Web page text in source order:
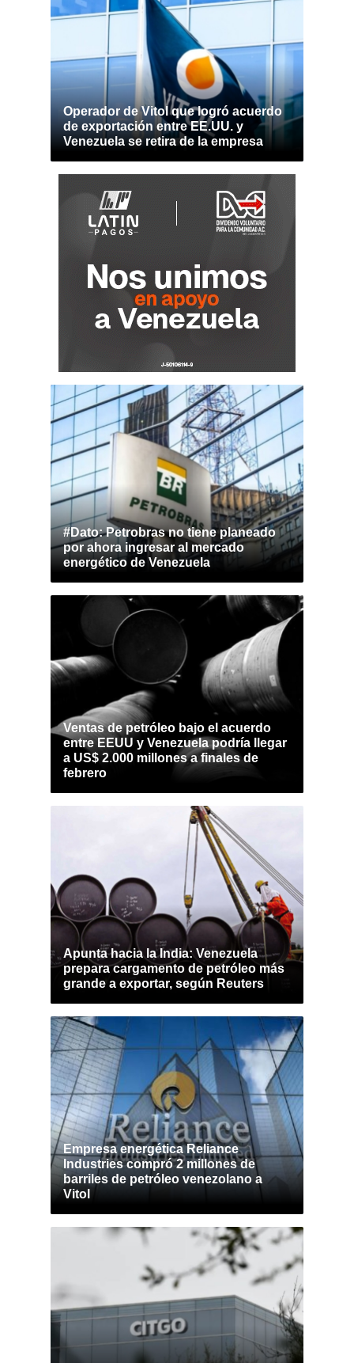
Operador de Vitol que logró acuerdo
de exportación entre EE.UU. y
Venezuela se retira de la empresa
#Dato: Petrobras no tiene planeado
por ahora ingresar al mercado
energético de Venezuela
Ventas de petróleo bajo el acuerdo
entre EEUU y Venezuela podría llegar
a US$ 2.000 millones a finales de
febrero
Apunta hacia la India: Venezuela
prepara cargamento de petróleo más
grande a exportar, según Reuters
Empresa energética Reliance
Industries compró 2 millones de
barriles de petróleo venezolano a
Vitol